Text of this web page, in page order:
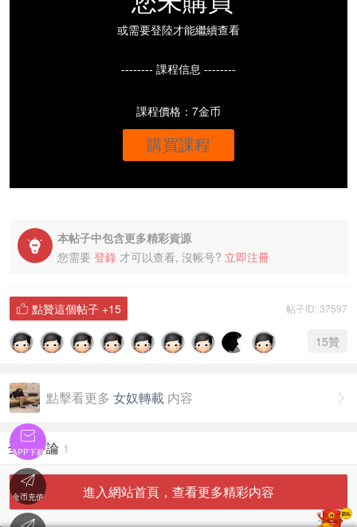
或需要登陸才能繼續查看
-------- 課程信息 --------
課程價格：7金币
購買課程

本帖子中包含更多精彩資源
您需要 登錄 才可以查看, 沒帳号? 立即注冊
帖子ID: 37597
 點贊這個帖子 +15
15贊

點擊看更多 女奴轉載 内容
全部評論 1
進入網站首頁，查看更多精彩内容

APP下載

金币充值